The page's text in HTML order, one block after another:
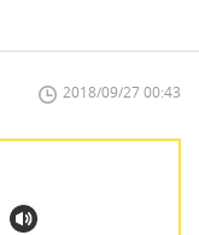
2018/09/27 00:43